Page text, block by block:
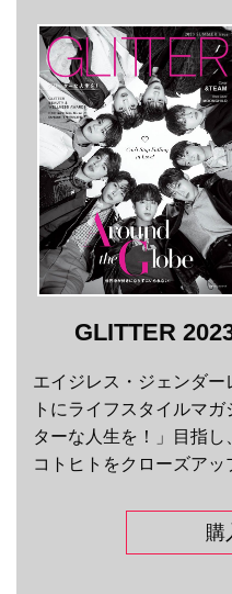
GLITTER
エイジレス・ジェンダ
トにライフスタイルマ
ターな人生を！」目指
コトヒトをクローズアッ
購